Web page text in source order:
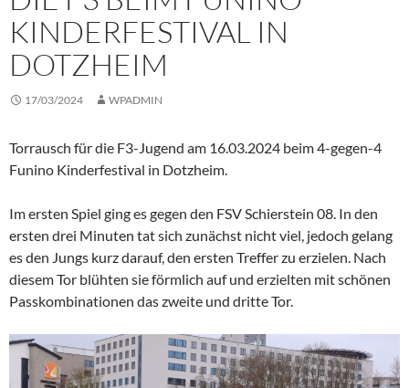
KINDERFESTIVAL IN
DOTZHEIM
17/03/2024 WPADMIN
Torrausch für die F3-Jugend am 16.03.2024 beim 4-gegen-4
Funino Kinderfestival in Dotzheim.
Im ersten Spiel ging es gegen den FSV Schierstein 08. In den
ersten drei Minuten tat sich zunächst nicht viel, jedoch gelang
es den Jungs kurz darauf, den ersten Treffer zu erzielen. Nach
diesem Tor blühten sie förmlich auf und erzielten mit schönen
Passkombinationen das zweite und dritte Tor.